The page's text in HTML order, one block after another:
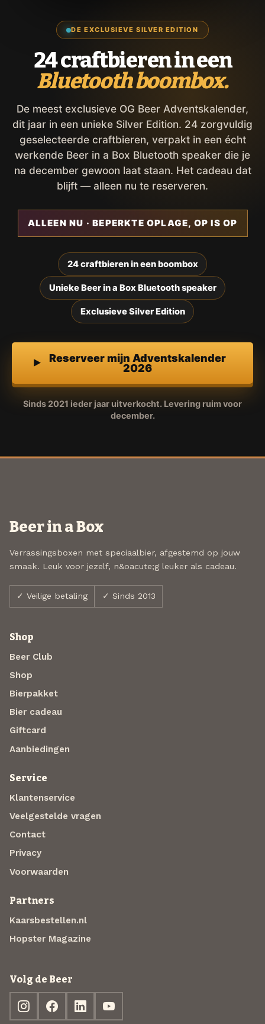
DE EXCLUSIEVE SILVER EDITION
24 craftbieren in een
Bluetooth boombox.
De meest exclusieve OG Beer Adventskalender,
dit jaar in een unieke Silver Edition. 24 zorgvuldig
geselecteerde craftbieren, verpakt in een écht
werkende Beer in a Box Bluetooth speaker die je
na december gewoon laat staan. Het cadeau dat
blijft — alleen nu te reserveren.
ALLEEN NU · BEPERKTE OPLAGE, OP IS OP
24 craftbieren in een boombox
Unieke Beer in a Box Bluetooth speaker
Exclusieve Silver Edition
Reserveer mijn Adventskalender
2026
Sinds 2021 ieder jaar uitverkocht. Levering ruim voor
december.
Beer in a Box
Verrassingsboxen met speciaalbier, afgestemd op jouw
smaak. Leuk voor jezelf, n&oacute;g leuker als cadeau.
✓ Veilige betaling ✓ Sinds 2013
Shop
Beer Club
Shop
Bierpakket
Bier cadeau
Giftcard
Aanbiedingen
Service
Klantenservice
Veelgestelde vragen
Contact
Privacy
Voorwaarden
Partners
Kaarsbestellen.nl
Hopster Magazine
Volg de Beer